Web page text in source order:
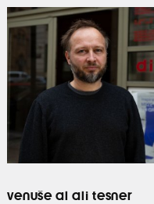
venuše al ali tesner